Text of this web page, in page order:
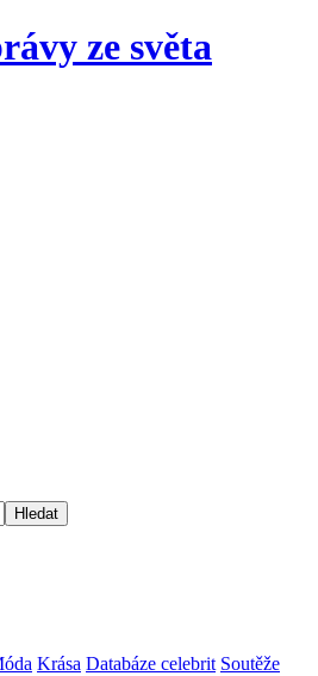
ze světa
Krása Databáze celebrit Soutěže